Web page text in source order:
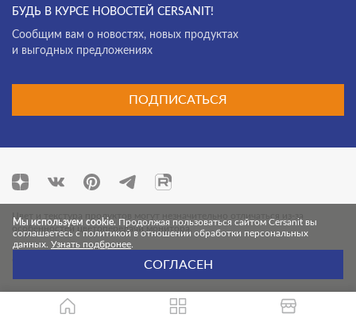
БУДЬ В КУРСЕ НОВОСТЕЙ CERSANIT!
Cообщим вам о новостях, новых продуктах
и выгодных предложениях
ПОДПИСАТЬСЯ
Цвет и текстура продуктов могут незначительно отличаться из-за
особенностей цветопередачи монитора.
© 2026 Cersanit. Все права защищены.
Мы используем cookie. Продолжая пользоваться сайтом Cersanit вы
соглашаетесь с политикой в отношении обработки персональных
данных. Узнать подбронее
СОГЛАСЕН